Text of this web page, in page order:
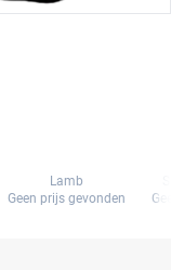
Lamb
Geen prijs gevonden